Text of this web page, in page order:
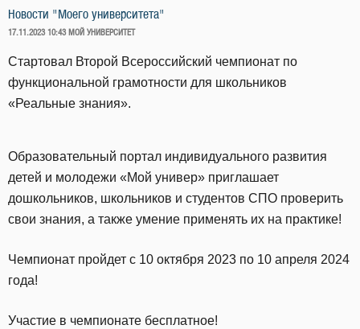
Новости "Моего университета"
ОПУБЛИКОВАНО
17.11.2023 10:43 МОЙ УНИВЕРСИТЕТ
Стартовал Второй Всероссийский чемпионат по
функциональной грамотности для школьников
«Реальные знания».
Образовательный портал индивидуального развития
детей и молодежи «Мой универ» приглашает
дошкольников, школьников и студентов СПО проверить
свои знания, а также умение применять их на практике!
Чемпионат пройдет с 10 октября 2023 по 10 апреля 2024
года!
Участие в чемпионате бесплатное!